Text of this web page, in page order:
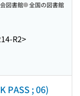
R2>
図書館 全国の図書館
PASS ; 06)